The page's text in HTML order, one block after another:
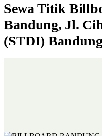
Sewa Titik
Bandung, Jl.
(STDI)